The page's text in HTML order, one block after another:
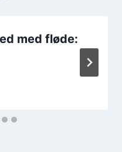
med fløde: